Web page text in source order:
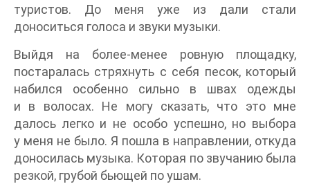
туристов. До меня уже из дали стали
доноситься голоса и звуки музыки.
Выйдя на более-менее ровную площадку,
постаралась стряхнуть с себя песок, который
набился особенно сильно в швах одежды
и в волосах. Не могу сказать, что это мне
далось легко и не особо успешно, но выбора
у меня не было. Я пошла в направлении, откуда
доносилась музыка. Которая по звучанию была
резкой, грубой бьющей по ушам.